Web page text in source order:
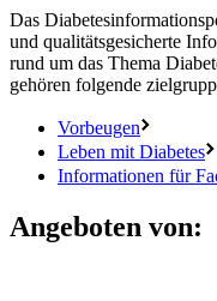
Das
und qualitätsgesicherte
rund um das Thema
gehören folgende
Vorbeugen
Leben mit Diabetes
Informationen für
Angeboten von: